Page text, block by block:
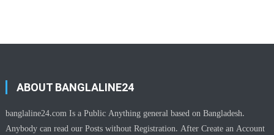
ABOUT BANGLALINE24
banglaline24.com Is a Public Anything general based on Bangladesh.
Anybody can read our Posts without Registration. After Create an Account